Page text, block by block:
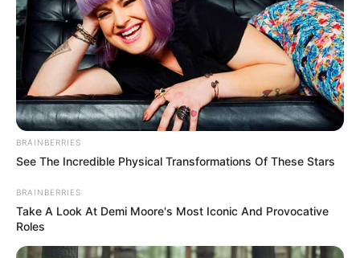
BRAINBERRIES
See The Incredible Physical Transformations Of These Stars
BRAINBERRIES
Take A Look At Demi Moore's Most Iconic And Provocative
Roles